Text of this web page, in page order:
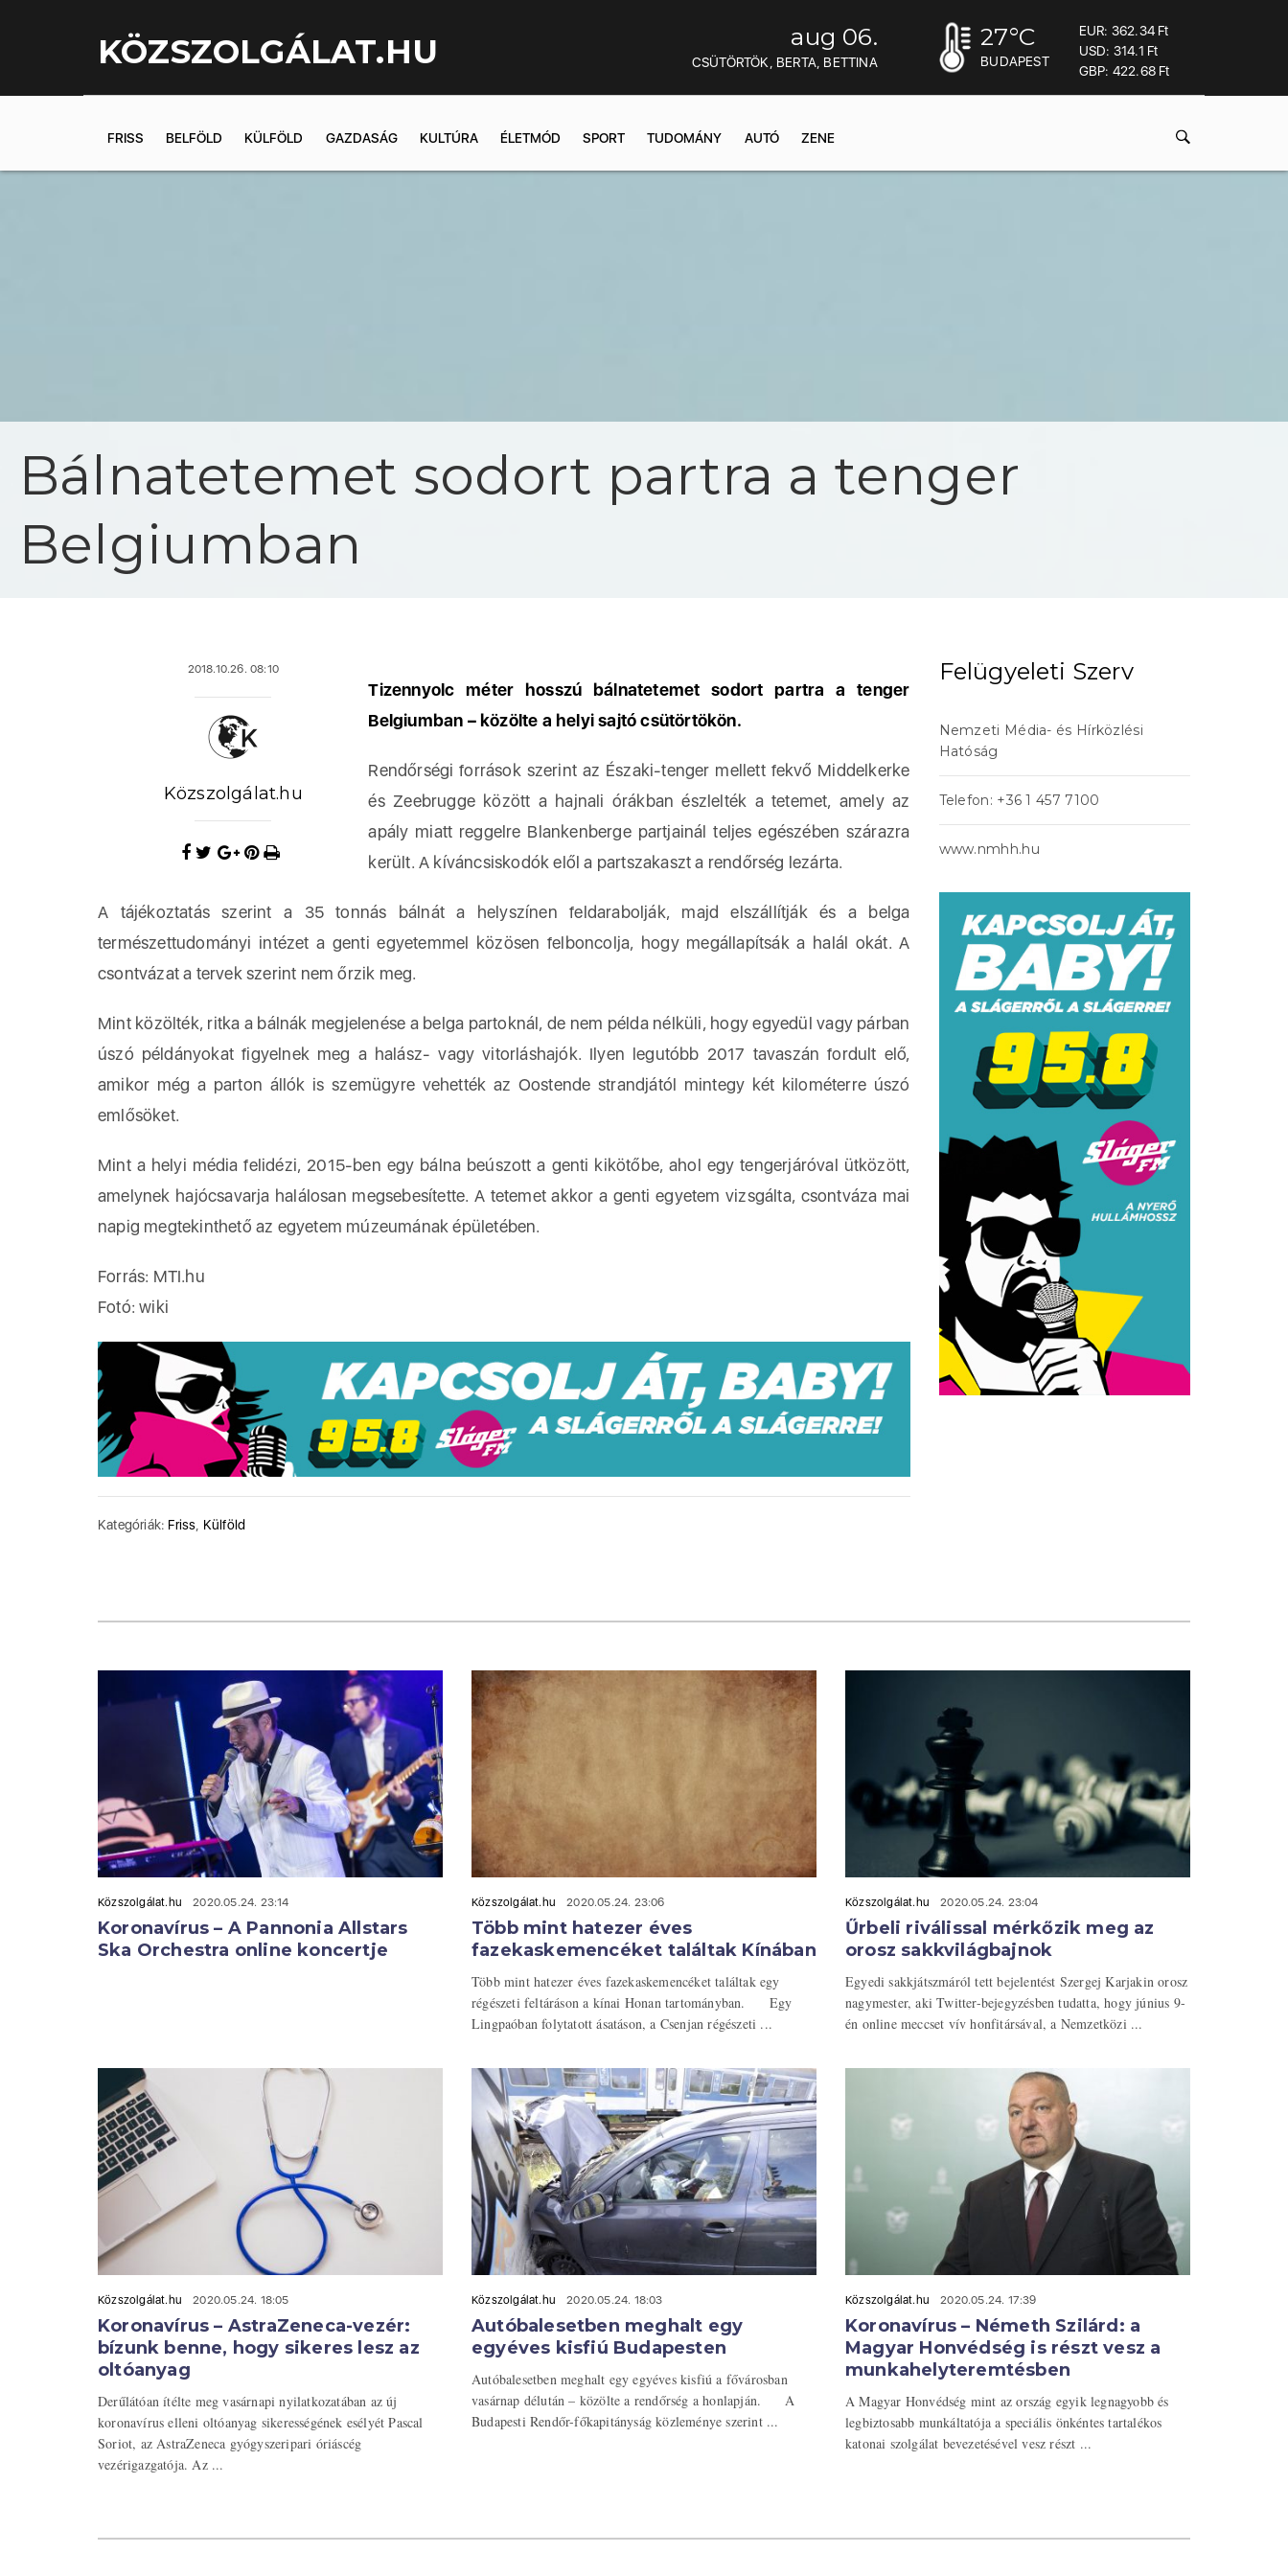
KÖZSZOLGÁLAT.HU aug 06.
CSÜTÖRTÖK, BERTA, BETTINA
27°C
BUDAPEST
EUR: 362.34 Ft
USD: 314.1 Ft
GBP: 422.68 Ft
FRISS BELFÖLD KÜLFÖLD GAZDASÁG KULTÚRA ÉLETMÓD SPORT TUDOMÁNY AUTÓ ZENE
Bálnatetemet sodort partra a tenger
Belgiumban
2018.10.26. 08:10
Közszolgálat.hu
Tizennyolc méter hosszú bálnatetemet sodort partra a tenger
Belgiumban – közölte a helyi sajtó csütörtökön.
Rendőrségi források szerint az Északi-tenger mellett fekvő Middelkerke
és Zeebrugge között a hajnali órákban észlelték a tetemet, amely az
apály miatt reggelre Blankenberge partjainál teljes egészében szárazra
került. A kíváncsiskodók elől a partszakaszt a rendőrség lezárta.
A tájékoztatás szerint a 35 tonnás bálnát a helyszínen feldarabolják, majd elszállítják és a belga
természettudományi intézet a genti egyetemmel közösen felboncolja, hogy megállapítsák a halál okát. A
csontvázat a tervek szerint nem őrzik meg.
Mint közölték, ritka a bálnák megjelenése a belga partoknál, de nem példa nélküli, hogy egyedül vagy párban
úszó példányokat figyelnek meg a halász- vagy vitorláshajók. Ilyen legutóbb 2017 tavaszán fordult elő,
amikor még a parton állók is szemügyre vehették az Oostende strandjától mintegy két kilométerre úszó
emlősöket.
Mint a helyi média felidézi, 2015-ben egy bálna beúszott a genti kikötőbe, ahol egy tengerjáróval ütközött,
amelynek hajócsavarja halálosan megsebesítette. A tetemet akkor a genti egyetem vizsgálta, csontváza mai
napig megtekinthető az egyetem múzeumának épületében.
Forrás: MTI.hu
Fotó: wiki
Kategóriák: Friss, Külföld
Felügyeleti Szerv
Nemzeti Média- és Hírközlési
Hatóság
Telefon: +36 1 457 7100
www.nmhh.hu
Közszolgálat.hu 2020.05.24. 23:14
Koronavírus – A Pannonia Allstars
Ska Orchestra online koncertje
Közszolgálat.hu 2020.05.24. 23:06
Több mint hatezer éves
fazekaskemencéket találtak Kínában
Több mint hatezer éves fazekaskemencéket találtak egy
régészeti feltáráson a kínai Honan tartományban. Egy
Lingpaóban folytatott ásatáson, a Csenjan régészeti ...
Közszolgálat.hu 2020.05.24. 23:04
Űrbeli riválissal mérkőzik meg az
orosz sakkvilágbajnok
Egyedi sakkjátszmáról tett bejelentést Szergej Karjakin orosz
nagymester, aki Twitter-bejegyzésben tudatta, hogy június 9-
én online meccset vív honfitársával, a Nemzetközi ...
Közszolgálat.hu 2020.05.24. 18:05
Koronavírus – AstraZeneca-vezér:
bízunk benne, hogy sikeres lesz az
oltóanyag
Derűlátóan ítélte meg vasárnapi nyilatkozatában az új
koronavírus elleni oltóanyag sikerességének esélyét Pascal
Soriot, az AstraZeneca gyógyszeripari óriáscég
vezérigazgatója. Az ...
Közszolgálat.hu 2020.05.24. 18:03
Autóbalesetben meghalt egy
egyéves kisfiú Budapesten
Autóbalesetben meghalt egy egyéves kisfiú a fővárosban
vasárnap délután – közölte a rendőrség a honlapján. A
Budapesti Rendőr-főkapitányság közleménye szerint ...
Közszolgálat.hu 2020.05.24. 17:39
Koronavírus – Németh Szilárd: a
Magyar Honvédség is részt vesz a
munkahelyteremtésben
A Magyar Honvédség mint az ország egyik legnagyobb és
legbiztosabb munkáltatója a speciális önkéntes tartalékos
katonai szolgálat bevezetésével vesz részt ...